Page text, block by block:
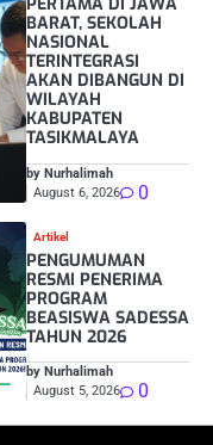
BARAT, SEKOLAH
NASIONAL
TERINTEGRASI
AKAN DIBANGUN DI
WILAYAH
KABUPATEN
TASIKMALAYA
by Nurhalimah
August 6, 2026
0
Artikel
PENGUMUMAN
RESMI PENERIMA
PROGRAM
BEASISWA SADESSA
TAHUN 2026
by Nurhalimah
August 5, 2026
0